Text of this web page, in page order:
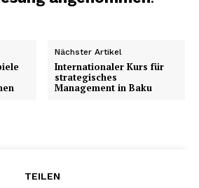
Nächster Artikel
Internationaler Kurs für
strategisches
Management in Baku
TEILEN